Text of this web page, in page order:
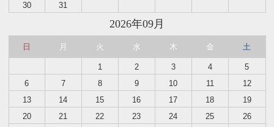
30
31
2026年09月
日 月 火 水 木 金 土
1 2 3 4
5
6
7 8 9 10 11
12
13
14 15 16 17 18
19
20
21 22 23 24 25 26